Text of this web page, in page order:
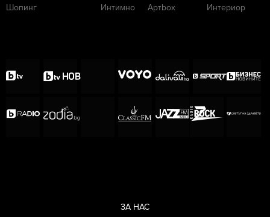
Шопинг
Интимно
Артbox
Интериор
ЗА НАС